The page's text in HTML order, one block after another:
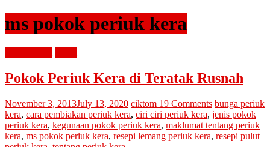
ms pokok periuk kera
Pokok Periuk Kera di Teratak Rusnah
November 3, 2013July 13, 2020 ciktom 19 Comments bunga periuk
kera, cara pembiakan periuk kera, ciri ciri periuk kera, jenis pokok
periuk kera, kegunaan pokok periuk kera, maklumat tentang periuk
kera, ms pokok periuk kera, resepi lemang periuk kera, resepi pulut